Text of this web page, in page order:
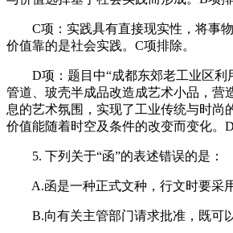
C项：实践具有直接现实性，将事物
价值靠的是社会实践。C项排除。
D项：题目中“成都东郊老工业区利
管道、玻壳半成品改造成艺术小品，营
息的艺术氛围，实现了工业传统与时尚
价值能随着时空及条件的改变而变化。D
5. 下列关于“函”的表述错误的是：
A.函是一种正式文种，行文时要采
B.向有关主管部门请求批准，既可